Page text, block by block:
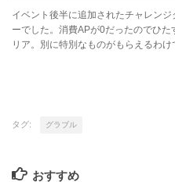
イベント後半に追加されたチャレン
ーでした。消費APが0だったのでひ
リア。別に特別なものがもらえるわけ
タグ: グラブル
おすすめ